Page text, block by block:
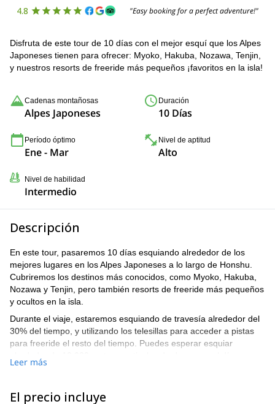
4.8 "Easy booking for a perfect adventure!"
Disfruta de este tour de 10 días con el mejor esquí que los Alpes
Japoneses tienen para ofrecer: Myoko, Hakuba, Nozawa, Tenjin,
y nuestros resorts de freeride más pequeños ¡favoritos en la isla!
Cadenas montañosas
Alpes Japoneses
Duración
10 Días
Período óptimo
Ene - Mar
Nivel de aptitud
Alto
Nivel de habilidad
Intermedio
Descripción
En este tour, pasaremos 10 días esquiando alrededor de los
mejores lugares en los Alpes Japoneses a lo largo de Honshu.
Cubriremos los destinos más conocidos, como Myoko, Hakuba,
Nozawa y Tenjin, pero también resorts de freeride más pequeños
y ocultos en la isla.
Durante el viaje, estaremos esquiando de travesía alrededor del
30% del tiempo, y utilizando los telesillas para acceder a pistas
para freeride el resto del tiempo. Puedes esperar esquiar
las pistas tienen entre 500 y 900m de descenso vertical. El día de
ganancia de elevación), pero el ritmo y la ganancia total de
Leer más
El precio incluye